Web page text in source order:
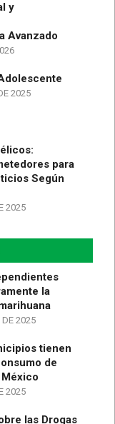
y
Avanzado
2025
para
Según
2025
la
DE 2025
tienen
de
2025
las Drogas